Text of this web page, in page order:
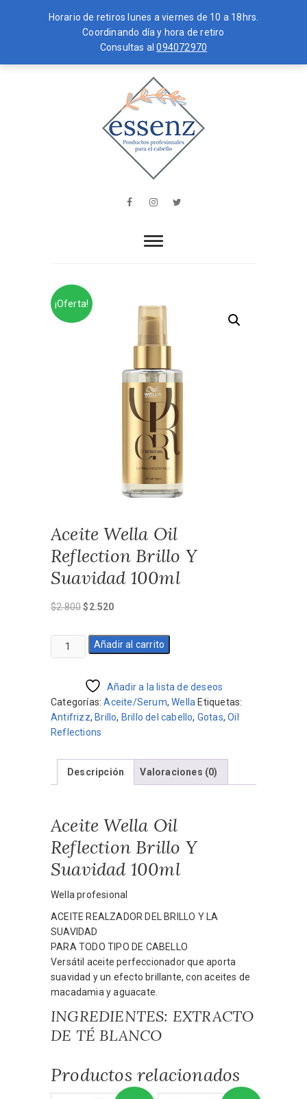
Horario de retiros lunes a viernes de 10 a 18hrs.
Coordinando día y hora de retiro
Consultas al094072970
to
essenz
EL CABELLO
FacebookInstagram
¡Oferta!
Aceite Wella Oil
Reflection Brillo Y
Suavidad 100ml
$2.800El
original
era:
$2.520El
actual
es:
Aceite
Wella
Reflection
Brillo
Y
Suavidad
cantidad
Añadir al carrito
Añadir a la lista de deseos
Categorías:Aceite/Serum,Wella Etiquetas:
Antifrizz, Brillo, Brillo del cabello, Gotas,Oil
Reflections
Descripción Valoraciones (0)
Aceite Wella Oil
Reflection Brillo Y
Suavidad 100ml
Wella profesional
ACEITE REALZADOR DEL BRILLO Y LA
SUAVIDAD
PARA TODO TIPO DE CABELLO
Versátil aceite perfeccionador que aporta
suavidad y un efecto brillante, con aceites de
macadamia y aguacate.
INGREDIENTES: EXTRACTO
DE TÉ BLANCO
Productos relacionados